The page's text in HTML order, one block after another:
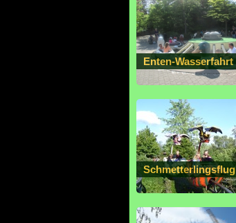
Enten-Wasserfahrt
Schmetterlingsflug